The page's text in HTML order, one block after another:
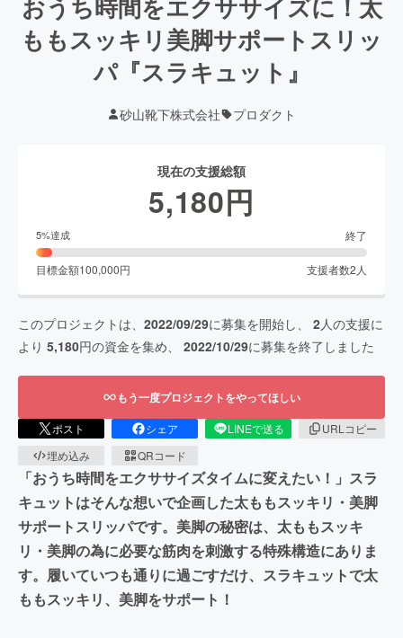
ももスッキリ美脚サポートスリッ
パ『スラキュット』
砂山靴下株式会社 プロダクト
現在の支援総額
5,180円
5%達成 終了
目標金額100,000円 支援者数2 人
このプロジェクトは、 2022/09/29に募集を開始し、 2人の支援に
より 5,180円の資金を集め、 2022/10/29に募集を終了しました
もう一度プロジェクトをやってほしい
ポスト シェア LINEで送る
URLコピー
埋め込み
QRコード
「おうち時間をエクササイズタイムに変えたい！」スラ
キュットはそんな想いで企画した太ももスッキリ・美脚
サポートスリッパです。美脚の秘密は、太ももスッキ
リ・美脚の為に必要な筋肉を刺激する特殊構造にありま
す。履いていつも通りに過ごすだけ、スラキュットで太
ももスッキリ、美脚をサポート！